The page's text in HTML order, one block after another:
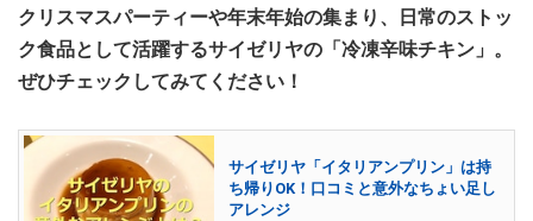
クリスマスパーティーや年末年始の集まり、日常のストッ
ク食品として活躍するサイゼリヤの「冷凍辛味チキン」。
ぜひチェックしてみてください！
サイゼリヤ「イタリアンプリン」は持
ち帰りOK！口コミと意外なちょい足し
アレンジ